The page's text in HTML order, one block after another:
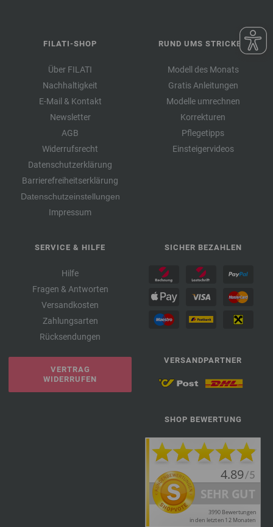
FILATI-SHOP
Über FILATI
Nachhaltigkeit
E-Mail & Kontakt
Newsletter
AGB
Widerrufsrecht
Datenschutzerklärung
Barrierefreiheitserklärung
Datenschutzeinstellungen
Impressum
RUND UMS STRICKEN
Modell des Monats
Gratis Anleitungen
Modelle umrechnen
Korrekturen
Pflegetipps
Einsteigervideos
SERVICE & HILFE
Hilfe
Fragen & Antworten
Versandkosten
Zahlungsarten
Rücksendungen
VERTRAG
WIDERRUFEN
SICHER BEZAHLEN
VERSANDPARTNER
SHOP BEWERTUNG